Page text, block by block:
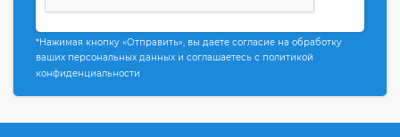
*Нажимая кнопку «Отправить», вы даете согласие на обработку
ваших персональных данных и соглашаетесь с политикой
конфиденциальности